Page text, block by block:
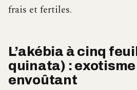
frais et fertiles.
L’akébia à cinq
quinata) :
envoûtant